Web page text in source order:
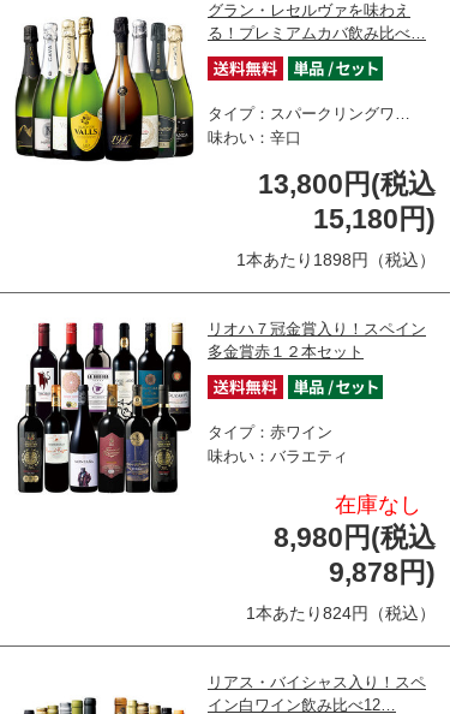
グラン・レセルヴァを味わえ
る！プレミアムカバ飲み比べ…
タイプ：スパークリングワ…
味わい：辛口
13,800円(税込
15,180円)
1本あたり1898円（税込）
リオハ７冠金賞入り！スペイン
多金賞赤１２本セット
タイプ：赤ワイン
味わい：バラエティ
在庫なし
8,980円(税込
9,878円)
1本あたり824円（税込）
リアス・バイシャス入り！スペ
イン白ワイン飲み比べ12…